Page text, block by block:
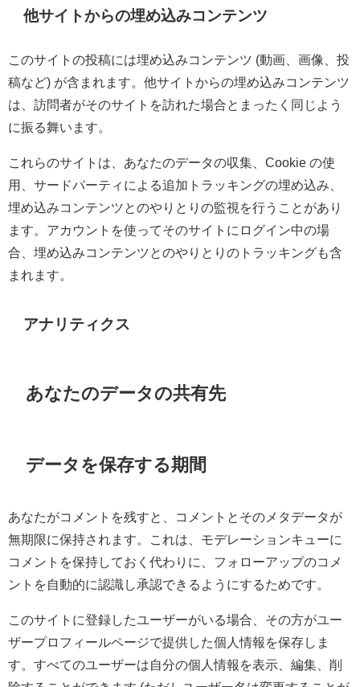
他サイトからの埋め込みコンテンツ
このサイトの投稿には埋め込みコンテンツ (動画、画像、投
稿など) が含まれます。他サイトからの埋め込みコンテンツ
は、訪問者がそのサイトを訪れた場合とまったく同じよう
に振る舞います。
これらのサイトは、あなたのデータの収集、Cookie の使
用、サードパーティによる追加トラッキングの埋め込み、
埋め込みコンテンツとのやりとりの監視を行うことがあり
ます。アカウントを使ってそのサイトにログイン中の場
合、埋め込みコンテンツとのやりとりのトラッキングも含
まれます。
アナリティクス
あなたのデータの共有先
データを保存する期間
あなたがコメントを残すと、コメントとそのメタデータが
無期限に保持されます。これは、モデレーションキューに
コメントを保持しておく代わりに、フォローアップのコメ
ントを自動的に認識し承認できるようにするためです。
このサイトに登録したユーザーがいる場合、その方がユー
ザープロフィールページで提供した個人情報を保存しま
す。すべてのユーザーは自分の個人情報を表示、編集、削